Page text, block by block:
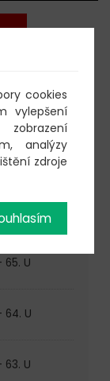
U
U
U
cookies
vylepšení
analýzy
zdroje